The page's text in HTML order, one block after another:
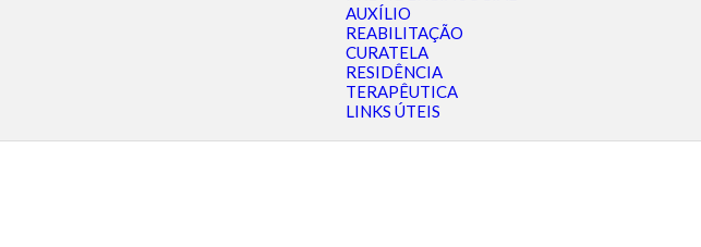
AUXÍLIO
REABILITAÇÃO
CURATELA
RESIDÊNCIA
TERAPÊUTICA
LINKS ÚTEIS